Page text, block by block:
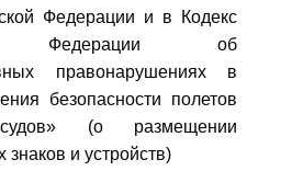
Федерации и в Кодекс
Федерации об
правонарушениях в
безопасности полетов
(о размещении
и устройств)